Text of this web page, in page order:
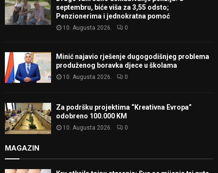
septembru, biće viša za 3,55 odsto;
Penzionerima i jednokratna pomoć
10. Augusta 2026. 0
Minić najavio rješenje dugogodišnjeg problema
produženog boravka djece u školama
10. Augusta 2026. 0
Za podršku projektima “Kreativna Evropa”
odobreno 100.000 KM
10. Augusta 2026. 0
MAGAZIN